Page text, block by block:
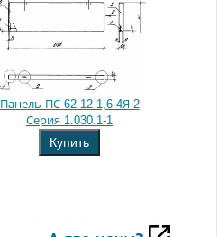
Панель ПС 62-12-1,6-4Я-2
Серия 1.030.1-1
Купить